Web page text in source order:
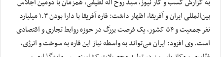
به گزارش کسب و کار نیوز، سید روح اله لطیفی، همزمان با دومین اجلاس
بین‌المللی ایران و آفریقا، اظهار داشت: قاره آفریقا با دارا بودن ۱.۳ میلیارد
نفر جمعیت و ۵۴ کشور، یک فرصت بزرگ در حوزه روابط تجاری و اقتصادی
است. وی افزود: ایران می‌تواند به واسطه نیاز این قاره به سوخت و انرژی،